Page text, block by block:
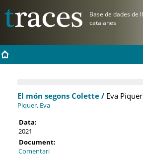
El món segons Colette /Eva Piquer
Piquer, Eva
Data:
2021
Document:
Comentari